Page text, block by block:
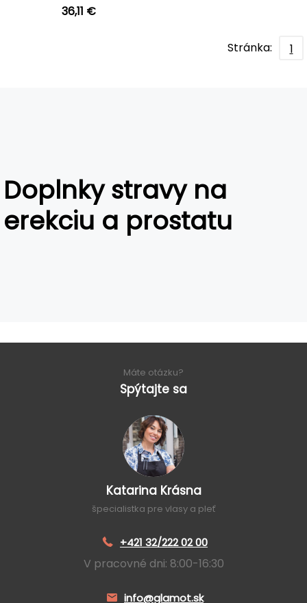
36,11 €
Stránka: 1
Doplnky stravy na
erekciu a prostatu
Máte otázku?
Spýtajte sa
Katarina Krásna
špecialistka pre vlasy a pleť
+421 32/222 02 00
V pracovné dni: 8:00-16:30
info@glamot.sk